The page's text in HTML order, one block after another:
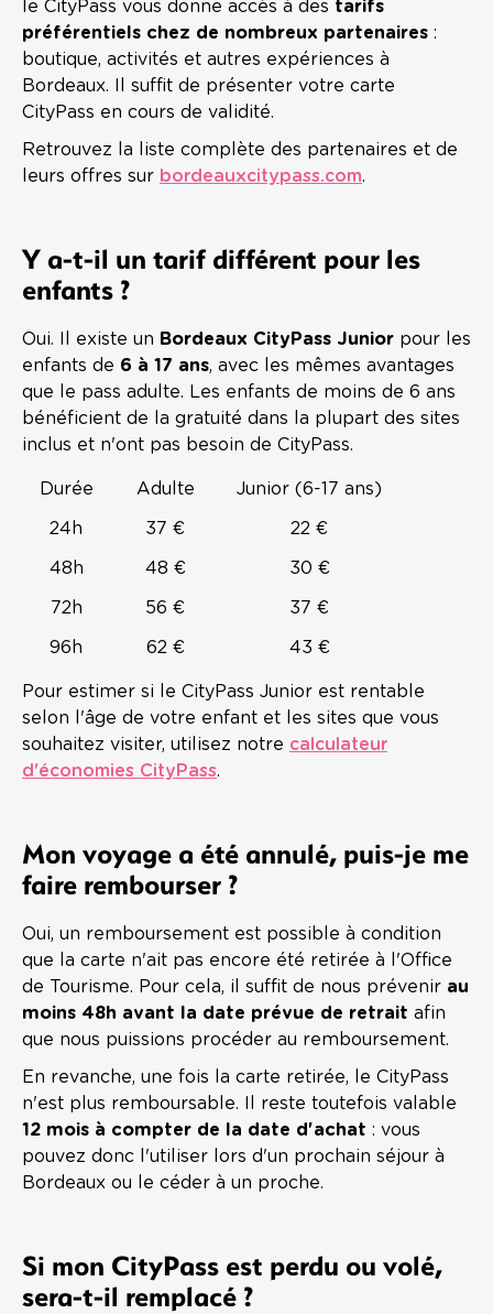
le CityPass vous donne accès à des tarifs
préférentiels chez de nombreux partenaires :
boutique, activités et autres expériences à
Bordeaux. Il suffit de présenter votre carte
CityPass en cours de validité.
Retrouvez la liste complète des partenaires et de
leurs offres sur bordeauxcitypass.com.
Y a-t-il un tarif différent pour les
enfants ?
Oui. Il existe un Bordeaux CityPass Junior pour les
enfants de 6 à 17 ans, avec les mêmes avantages
que le pass adulte. Les enfants de moins de 6 ans
bénéficient de la gratuité dans la plupart des sites
inclus et n'ont pas besoin de CityPass.
Durée Adulte Junior (6-17 ans)
24h 37 € 22 €
48h 48 € 30 €
72h 56 € 37 €
96h 62 € 43 €
Pour estimer si le CityPass Junior est rentable
selon l'âge de votre enfant et les sites que vous
souhaitez visiter, utilisez notre calculateur
d'économies CityPass.
Mon voyage a été annulé, puis-je me
faire rembourser ?
Oui, un remboursement est possible à condition
que la carte n'ait pas encore été retirée à l'Office
de Tourisme. Pour cela, il suffit de nous prévenir au
moins 48h avant la date prévue de retrait afin
que nous puissions procéder au remboursement.
En revanche, une fois la carte retirée, le CityPass
n'est plus remboursable. Il reste toutefois valable
12 mois à compter de la date d'achat : vous
pouvez donc l'utiliser lors d'un prochain séjour à
Bordeaux ou le céder à un proche.
Si mon CityPass est perdu ou volé,
sera-t-il remplacé ?